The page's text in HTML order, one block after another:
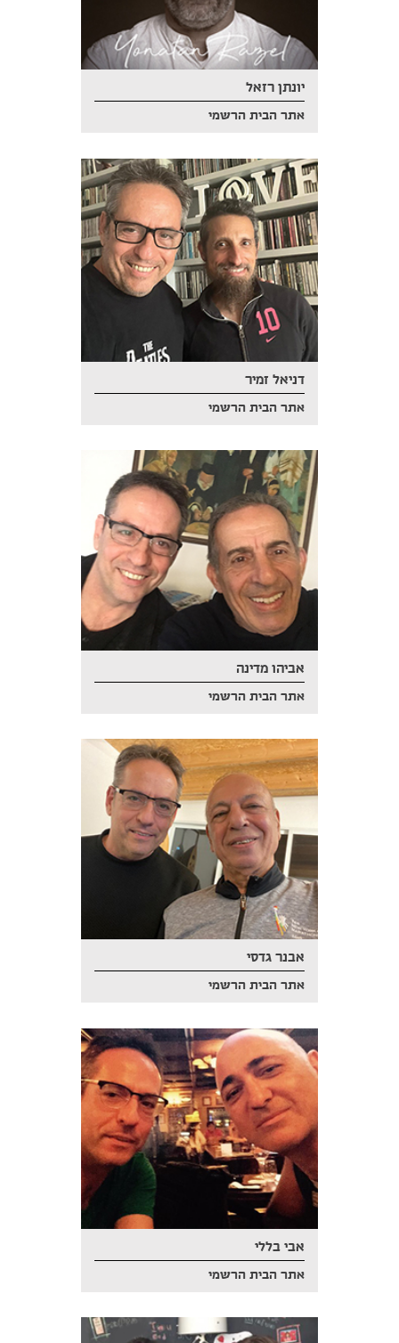
יונתן רזאל
אתר הבית הרשמי
דניאל זמיר
אתר הבית הרשמי
אביהו מדינה
אתר הבית הרשמי
אבנר גדסי
אתר הבית הרשמי
אבי בללי
אתר הבית הרשמי